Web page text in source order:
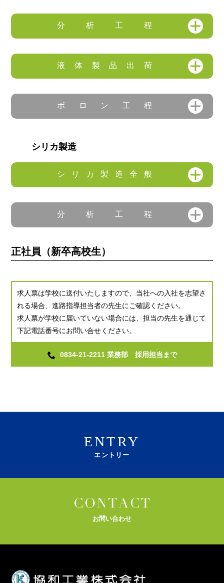
分析工程
液体製品出荷
ボロン工程
シリカ製造
シリカ製造全般
分析工程
正社員（新卒高校生）
求人票は学校に送付いたしますので、当社への入社を志望さ
れる場合、進路指導担当者の先生にご確認ください。
求人票が学校に届いていない場合には、担当の先生を通じて
下記電話番号にお問い合せください。
0834-21-2211 業務部 採用担当まで
ENTRY
エントリー
お問い合わせ